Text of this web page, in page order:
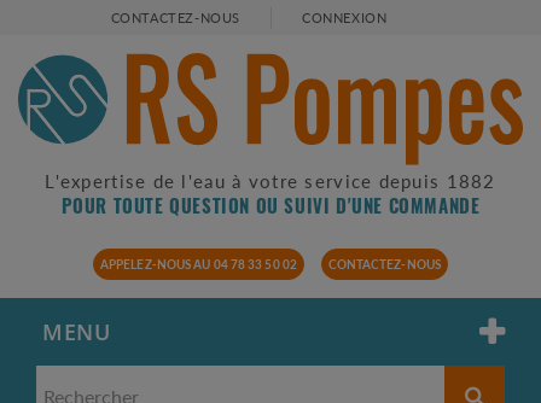
CONTACTEZ-NOUS CONNEXION
L'expertise de l'eau à votre service depuis 1882
POUR TOUTE QUESTION OU SUIVI D'UNE COMMANDE
APPELEZ-NOUS AU 04 78 33 50 02 CONTACTEZ-NOUS
MENU